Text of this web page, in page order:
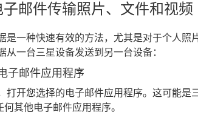
邮件传输照片、文件和视频
是一种快速有效的方法，尤其是对于个人照
从一台三星设备发送到另一台设备：
子邮件应用程序
打开您选择的电子邮件应用程序。这可能是
其他电子邮件应用程序。